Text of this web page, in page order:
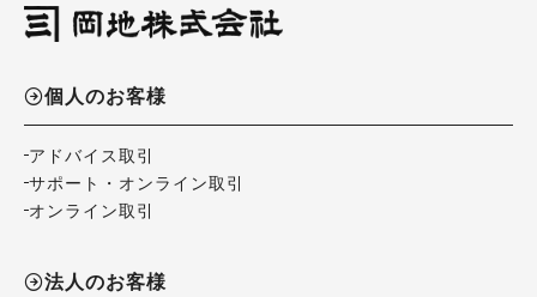
個人のお客様
アドバイス取引
サポート・オンライン取引
オンライン取引
法人のお客様